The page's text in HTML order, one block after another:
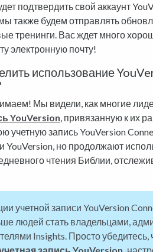
подтвердить свой аккаунт
также будем отправлять
тренинги. Вас ждет много
электронную почту!
использование
Мы видели, как многие
YouVersion, привязанную к их
учетную запись YouVersion
YouVersion, но продолжают
чтения Библии,
учетной записи YouVersion
людей стать владельцами,
Insights. Просто убедитесь,